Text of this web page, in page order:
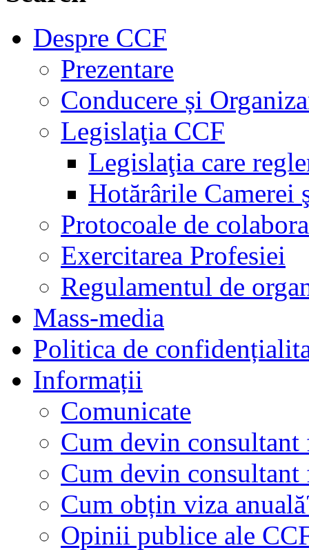
Despre CCF
Prezentare
Conducere și
Legislaţia CCF
Legislaţia care
Hotărârile
Protocoale de
Exercitarea Profesiei
Regulamentul de
Mass-media
Politica de
Informații
Comunicate
Cum devin consultant
Cum devin consultant
Cum obțin viza
Opinii publice ale